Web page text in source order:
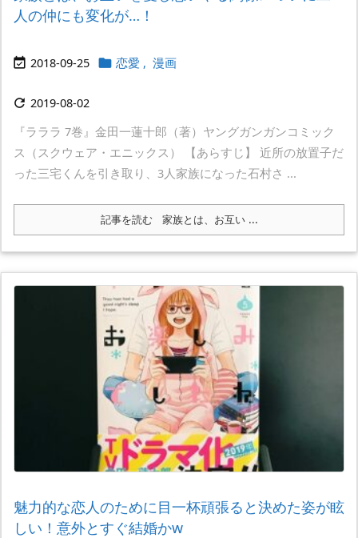
人の仲にも変化が…！
 2018-09-25  恋愛 , 漫画
 2019-08-02
『ラララ 7巻』金田一蓮十郎（著）ヤングガンガンコミック
ス（スクウェア・エニックス） 【あらすじ】 近所の放置子だ
った三宅くんを引き取り、3人家族になった石村さ ...
記事を読む 家族とは、お互い ...
魅力的な恋人のために目一杯頑張ると決めた姿が眩
しい！意外とすぐ結婚かw